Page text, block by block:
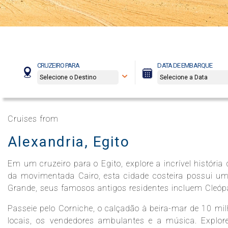
Boundless℠
Constellation®
Eclipse®
Edge®
e Fitness
Day at CocoCay
CRUZEIRO PARA DATA DE EMBARQUE
Cruises from
Alexandria, Egito
Em um cruzeiro para o Egito, explore a incrível
da movimentada Cairo, esta cidade costeira possui
Grande, seus famosos antigos residentes incluem
Passeie pelo Corniche, o calçadão à beira-mar de 10
locais, os vendedores ambulantes e a música.